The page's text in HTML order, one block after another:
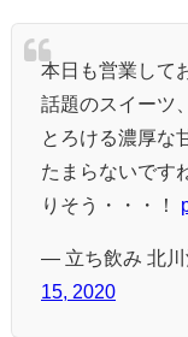
本日も営業して
話題のスイーツ
とろける濃厚な
たまらないです
りそう・・・！
— 立ち飲み 北川
15, 2020